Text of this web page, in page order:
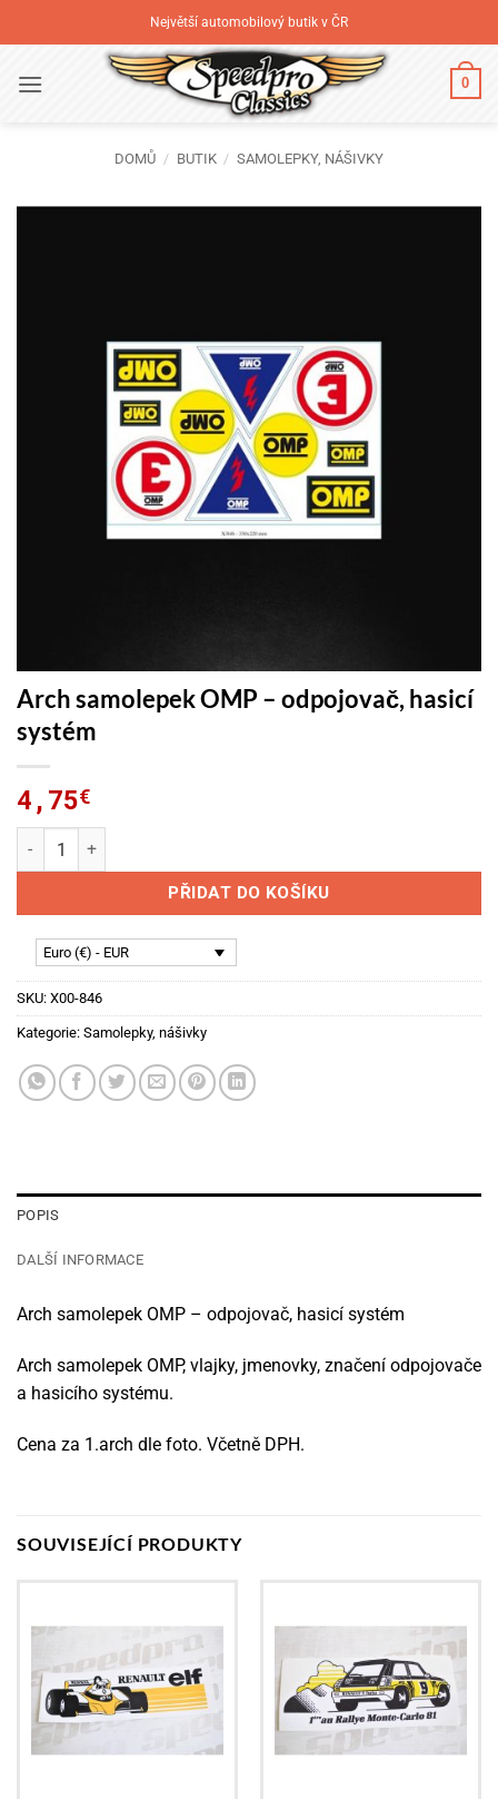
na
Největší automobilový butik v ČR
0
DOMŮ / BUTIK / SAMOLEPKY, NÁŠIVKY
Arch samolepek OMP – odpojovač, hasicí
systém
4,75€
Arch samolepek OMP - odpojovač, hasicí systém množství
PŘIDAT DO KOŠÍKU
Euro (€) - EUR
SKU: X00-846
Kategorie: Samolepky, nášivky
POPIS
DALŠÍ INFORMACE
Arch samolepek OMP – odpojovač, hasicí systém
Arch samolepek OMP, vlajky, jmenovky, značení odpojovače
a hasicího systému.
Cena za 1.arch dle foto. Včetně DPH.
SOUVISEJÍCÍ PRODUKTY